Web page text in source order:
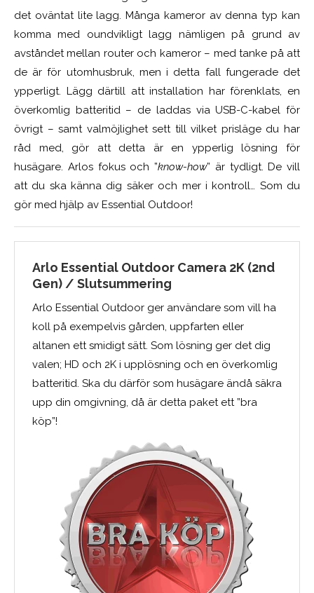
det oväntat lite lagg. Många kameror av denna typ kan
komma med oundvikligt lagg nämligen på grund av
avståndet mellan router och kameror – med tanke på att
de är för utomhusbruk, men i detta fall fungerade det
ypperligt. Lägg därtill att installation har förenklats, en
överkomlig batteritid – de laddas via USB-C-kabel för
övrigt – samt valmöjlighet sett till vilket prisläge du har
råd med, gör att detta är en ypperlig lösning för
husägare. Arlos fokus och ”know-how” är tydligt. De vill
att du ska känna dig säker och mer i kontroll… Som du
gör med hjälp av Essential Outdoor!
Arlo Essential Outdoor Camera 2K (2nd
Gen) / Slutsummering
Arlo Essential Outdoor ger användare som vill ha
koll på exempelvis gården, uppfarten eller
altanen ett smidigt sätt. Som lösning ger det dig
valen; HD och 2K i upplösning och en överkomlig
batteritid. Ska du därför som husägare ändå säkra
upp din omgivning, då är detta paket ett ”bra
köp”!